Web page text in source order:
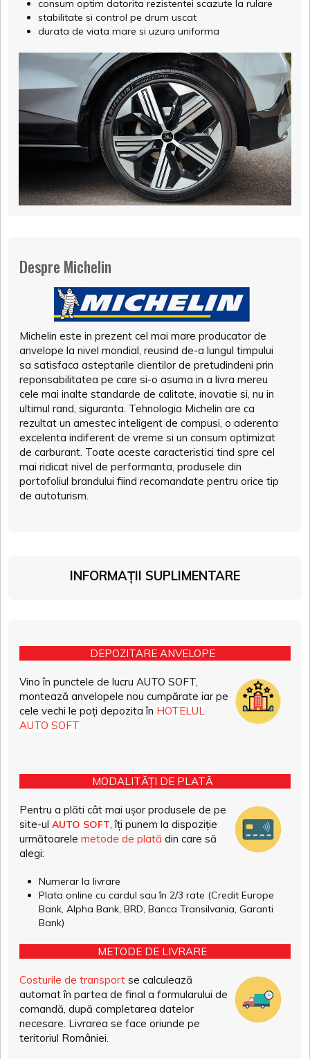
consum optim datorita rezistentei scazute la rulare
stabilitate si control pe drum uscat
durata de viata mare si uzura uniforma
Despre Michelin
Michelin este in prezent cel mai mare producator de
anvelope la nivel mondial, reusind de-a lungul timpului
sa satisfaca asteptarile clientilor de pretudindeni prin
reponsabilitatea pe care si-o asuma in a livra mereu
cele mai inalte standarde de calitate, inovatie si, nu in
ultimul rand, siguranta. Tehnologia Michelin are ca
rezultat un amestec inteligent de compusi, o aderenta
excelenta indiferent de vreme si un consum optimizat
de carburant. Toate aceste caracteristici tind spre cel
mai ridicat nivel de performanta, produsele din
portofoliul brandului fiind recomandate pentru orice tip
de autoturism.
INFORMAȚII SUPLIMENTARE
DEPOZITARE ANVELOPE
Vino în punctele de lucru AUTO SOFT,
montează anvelopele nou cumpărate iar pe
cele vechi le poți depozita în HOTELUL
AUTO SOFT
MODALITĂȚI DE PLATĂ
Pentru a plăti cât mai ușor produsele de pe
site-ul AUTO SOFT, îți punem la dispoziție
următoarele metode de plată din care să
alegi:
Numerar la livrare
Plata online cu cardul sau în 2/3 rate (Credit Europe
Bank, Alpha Bank, BRD, Banca Transilvania, Garanti
Bank)
METODE DE LIVRARE
Costurile de transport se calculează
automat în partea de final a formularului de
comandă, după completarea datelor
necesare. Livrarea se face oriunde pe
teritoriul României.